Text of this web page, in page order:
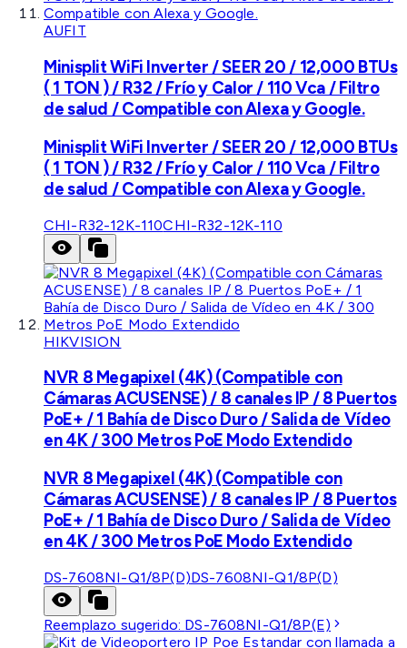
AUFIT
Minisplit WiFi Inverter / SEER 20 / 12,000 BTUs
( 1 TON ) / R32 / Frío y Calor / 110 Vca / Filtro
de salud / Compatible con Alexa y Google.
Minisplit WiFi Inverter / SEER 20 / 12,000 BTUs
( 1 TON ) / R32 / Frío y Calor / 110 Vca / Filtro
de salud / Compatible con Alexa y Google.
CHI-R32-12K-110CHI-R32-12K-110
HIKVISION
NVR 8 Megapixel (4K) (Compatible con
Cámaras ACUSENSE) / 8 canales IP / 8 Puertos
PoE+ / 1 Bahía de Disco Duro / Salida de Vídeo
en 4K / 300 Metros PoE Modo Extendido
NVR 8 Megapixel (4K) (Compatible con
Cámaras ACUSENSE) / 8 canales IP / 8 Puertos
PoE+ / 1 Bahía de Disco Duro / Salida de Vídeo
en 4K / 300 Metros PoE Modo Extendido
DS-7608NI-Q1/8P(D)DS-7608NI-Q1/8P(D)
Reemplazo sugerido: DS-7608NI-Q1/8P(E)